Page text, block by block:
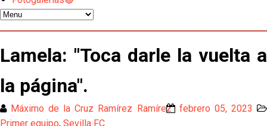
El Sevilla FC plantea ampliar hasta cinco fichajes
más antes del cierre
Djibril Sow pone rumbo a Italia para firmar su nuevo
contrato con el Genoa
Kochorashvili, seria opción para reforzar el centro
del campo sevillista
Sow muy cerca de cerrar su traspaso al Genoa
Lamela: "Toca darle la vuelta a
la página".
Máximo de la Cruz Ramírez Ramírez
febrero 05, 2023
Primer equipo, Sevilla FC